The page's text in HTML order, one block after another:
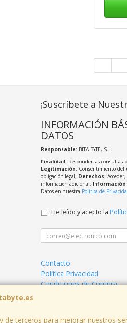
de terceros para mejorar nuestros
¡Suscríbete a
INFORMACIÓN
DATOS
Responsable: BITA BYTE, S.L.
Finalidad: Responder las consultas
Legitimación: Consentimiento del
obligación legal; Derechos:
información adicional; Información
Datos en nuestra Política de
He leído y acepto la
Contacto
Política Privacidad
Condiciones de Compra